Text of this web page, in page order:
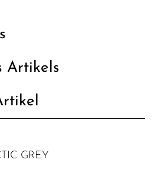
Artikels
GREY